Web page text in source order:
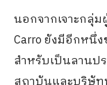
นอกจากเจาะกลุ่
Carro ยังมีอีกหนึ่ง
สำหรับเป็นลานป